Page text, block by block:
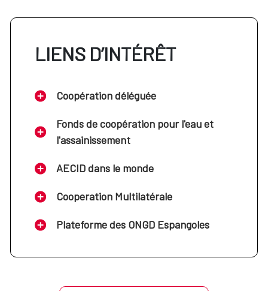
LIENS D’INTÉRÊT
Coopération déléguée
Fonds de coopération pour l'eau et
l'assainissement
AECID dans le monde
Cooperation Multilatérale
Plateforme des ONGD Espangoles